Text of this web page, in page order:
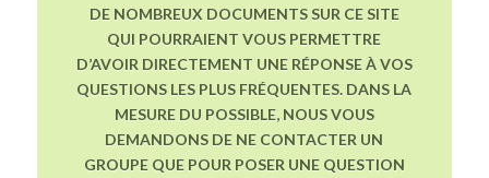
DE NOMBREUX DOCUMENTS SUR CE SITE
QUI POURRAIENT VOUS PERMETTRE
D’AVOIR DIRECTEMENT UNE RÉPONSE À VOS
QUESTIONS LES PLUS FRÉQUENTES. DANS LA
MESURE DU POSSIBLE, NOUS VOUS
DEMANDONS DE NE CONTACTER UN
GROUPE QUE POUR POSER UNE QUESTION